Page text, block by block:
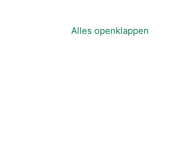
Alles openklappen